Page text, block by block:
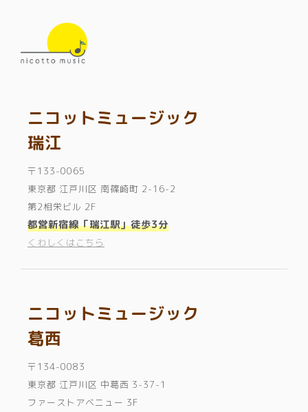
ニコットミュージック
瑞江
〒133-0065
東京都 江戸川区 南篠崎町 2-16-2
第2相栄ビル 2F
都営新宿線「瑞江駅」徒歩3分
くわしくはこちら
ニコットミュージック
葛西
〒134-0083
東京都 江戸川区 中葛西 3-37-1
ファーストアベニュー 3F